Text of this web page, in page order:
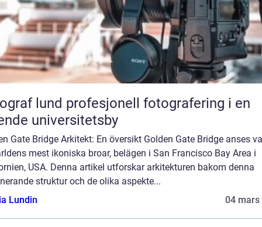
profesjonell fotografering i en
universitetsby
Gate Bridge Arkitekt: En översikt Golden Gate Bridge anses
mest ikoniska broar, belägen i San Francisco Bay Area i
USA. Denna artikel utforskar arkitekturen bakom denna
struktur och de olika aspekte...
Lundin
04 mars